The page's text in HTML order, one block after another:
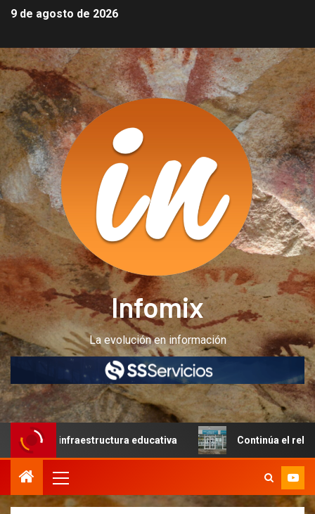
9 de agosto de 2026
Infomix
La evolución en información
educativa Continúa el relevamiento